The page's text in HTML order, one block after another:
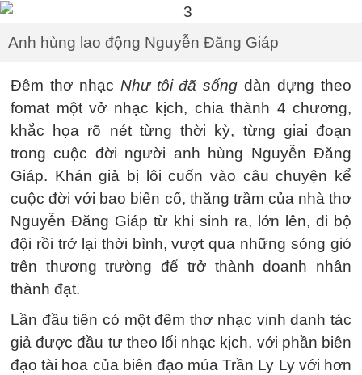
Anh hùng lao động Nguyễn Đăng Giáp
Đêm thơ nhạc Như tôi đã sống dàn dựng theo
fomat một vở nhạc kịch, chia thành 4 chương,
khắc họa rõ nét từng thời kỳ, từng giai đoạn
trong cuộc đời người anh hùng Nguyễn Đăng
Giáp. Khán giả bị lôi cuốn vào câu chuyện kể
cuộc đời với bao biến cố, thăng trầm của nhà thơ
Nguyễn Đăng Giáp từ khi sinh ra, lớn lên, đi bộ
đội rồi trở lại thời bình, vượt qua những sóng gió
trên thương trường để trở thành doanh nhân
thành đạt.
Lần đầu tiên có một đêm thơ nhạc vinh danh tác
giả được đầu tư theo lối nhạc kịch, với phần biên
đạo tài hoa của biên đạo múa Trần Ly Ly với hơn